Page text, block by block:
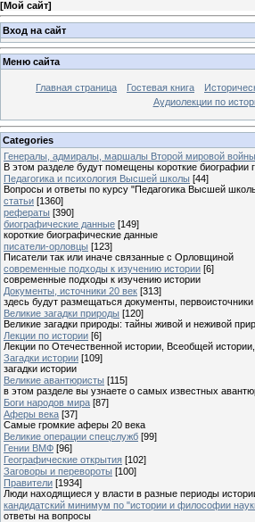
[Мой сайт]
Вход на сайт
Меню сайта
Главная страница Гостевая книга
Аудиолекции по
Categories
Генералы, адмиралы, маршалы Второй мировой войны
В этом разделе будут помещены короткие
Педагогика и психология Высшей школы [44]
Вопросы и ответы по курсу "Педагогика Высшей
статьи [1360]
рефераты [390]
биографические данные [149]
короткие биографические данные
писатели-орловцы [123]
Писатели так или иначе связанные с Орловщиной
современные подходы к изучению истории [6]
современные подходы к изучению истории
Документы, источники 20 век [313]
здесь будут размещаться документы,
Великие загадки природы [120]
Великие загадки природы: тайны живой и неживой
Лекции по истории [6]
Лекции по Отечественной истории, Всеобщей
Загадки истории [109]
загадки истории
Великие авантюристы [115]
в этом разделе вы узнаете о самых известных
Боги народов мира [87]
Аферы века [37]
Самые громкие аферы 20 века
Великие операции спецслужб [99]
Гении ВМФ [96]
Географические открытия [102]
Заговоры и перевороты [100]
Правители [1934]
Люди находящиеся у власти в разные периоды
кандидатский минимум по "истории и философии
ответы на вопросы